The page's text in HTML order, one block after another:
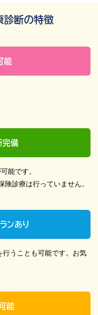
診断の特徴
能
完備
能です。
診療は行っていません。
ンあり
うことも可能です。お気
能